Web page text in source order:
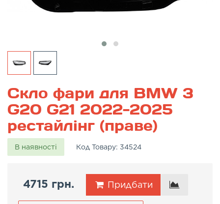
Скло фари для BMW 3
G20 G21 2022-2025
рестайлінг (праве)
В наявності Код Товару: 34524
4715 грн. Придбати